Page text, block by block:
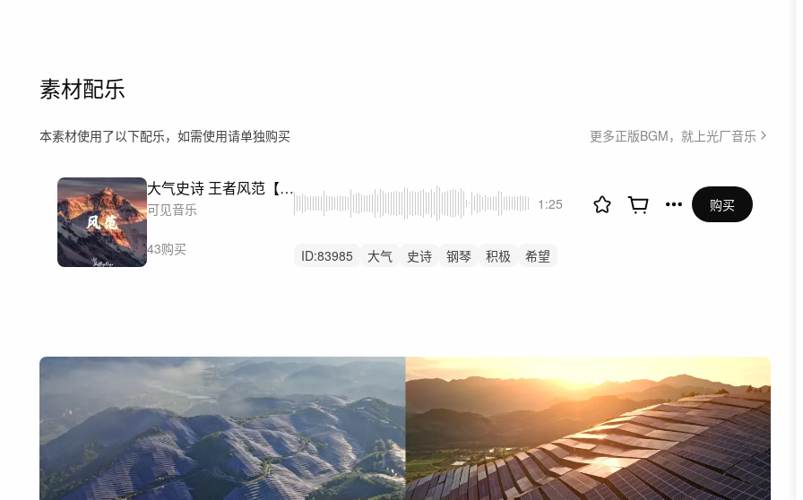
素材配乐
本素材使用了以下配乐，如需使用请单独购买 更多正版BGM，就上光厂音乐
大气史诗 王者风范【高端定制版】
可见音乐
43购买
1:25
ID:83985 大气 史诗 钢琴 积极
希望
购买